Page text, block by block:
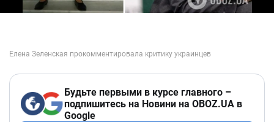
Будьте первыми в курсе главного –
подпишитесь на Новини на OBOZ.UA в
Google